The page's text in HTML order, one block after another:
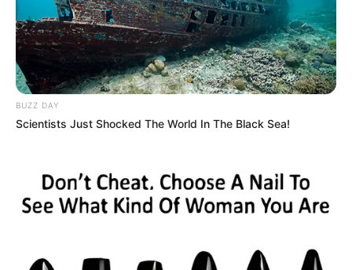
BUZZ DAY
Scientists Just Shocked The World In The Black Sea!